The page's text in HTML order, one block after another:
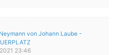
Neymann von Johann Laube -
23:46